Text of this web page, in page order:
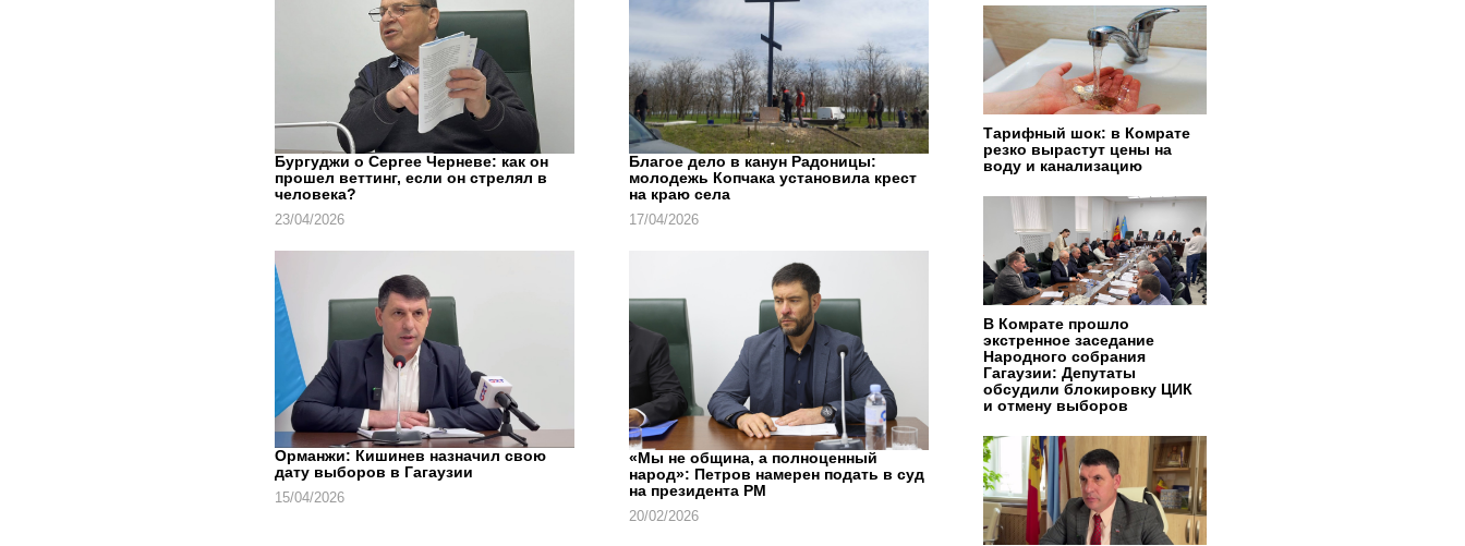
Бургуджи о Сергее Черневе: как он
прошел веттинг, если он стрелял в
человека?
23/04/2026
Благое дело в канун Радоницы:
молодежь Копчака установила крест
на краю села
17/04/2026
Орманжи: Кишинев назначил свою
дату выборов в Гагаузии
15/04/2026
«Мы не община, а полноценный
народ»: Петров намерен подать в суд
на президента РМ
20/02/2026
Тарифный шок: в Комрате
резко вырастут цены на
воду и канализацию
В Комрате прошло
экстренное заседание
Народного собрания
Гагаузии: Депутаты
обсудили блокировку ЦИК
и отмену выборов